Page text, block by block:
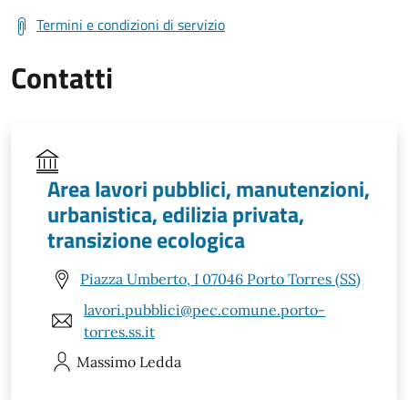
Termini e condizioni di servizio
Contatti
Area lavori pubblici, manutenzioni,
urbanistica, edilizia privata,
transizione ecologica
Piazza Umberto, I 07046 Porto Torres (SS)
lavori.pubblici@pec.comune.porto-
torres.ss.it
Massimo Ledda